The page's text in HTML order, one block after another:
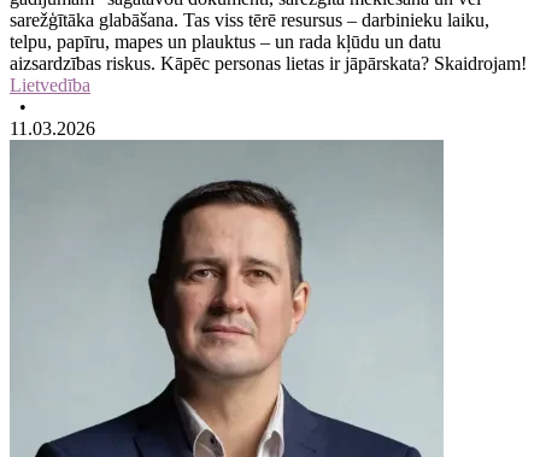
sarežģītāka glabāšana. Tas viss tērē resursus – darbinieku laiku,
telpu, papīru, mapes un plauktus – un rada kļūdu un datu
aizsardzības riskus. Kāpēc personas lietas ir jāpārskata? Skaidrojam!
Lietvedība
•
11.03.2026